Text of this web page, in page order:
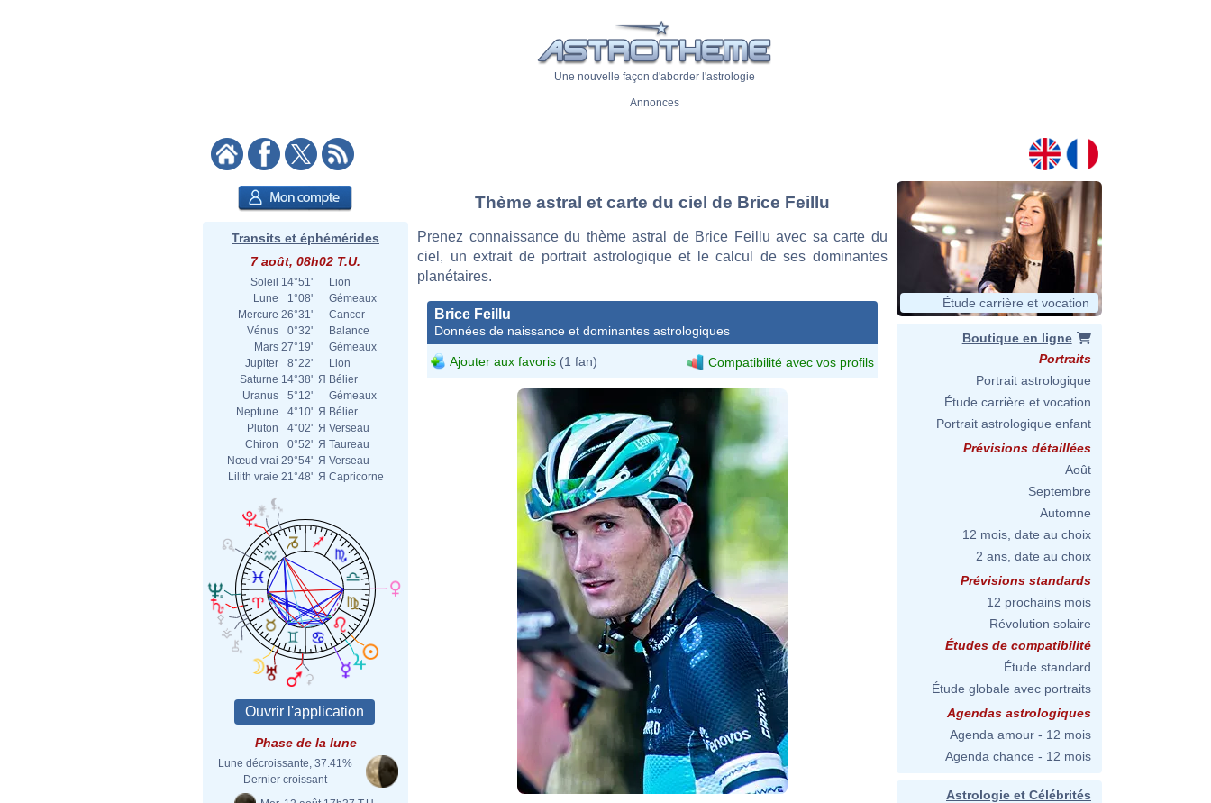
Une nouvelle façon d'aborder l'astrologie
Annonces
Transits et éphémérides
7 août, 08h02 T.U.
Soleil 14°51'
Lion
Lune
1°08'
Gémeaux
Mercure 26°31'
Cancer
Vénus
0°32'
Balance
Mars 27°19'
Gémeaux
Jupiter
8°22'
Lion
Saturne 14°38' Я Bélier
Uranus
5°12'
Gémeaux
Neptune
4°10' Я Bélier
Pluton
4°02' Я Verseau
Chiron
0°52' Я Taureau
Nœud vrai 29°54' Я Verseau
Lilith vraie 21°48' Я Capricorne
Phase de la lune
Lune décroissante, 37.41%
Dernier croissant
Thème astral et carte du ciel de Brice Feillu
Prenez connaissance du thème astral de Brice Feillu avec sa carte du
ciel, un extrait de portrait astrologique et le calcul de ses dominantes
planétaires.
Brice Feillu
Données de naissance et dominantes astrologiques
Ajouter aux favoris (1 fan) Compatibilité avec vos profils
Étude carrière et vocation
Boutique en ligne
Portraits
Portrait astrologique
Étude carrière et vocation
Portrait astrologique enfant
Prévisions détaillées
Août
Septembre
Automne
12 mois, date au choix
2 ans, date au choix
Prévisions standards
12 prochains mois
Révolution solaire
Études de compatibilité
Étude standard
Étude globale avec portraits
Agendas astrologiques
Agenda amour - 12 mois
Agenda chance - 12 mois
Astrologie et Célébrités